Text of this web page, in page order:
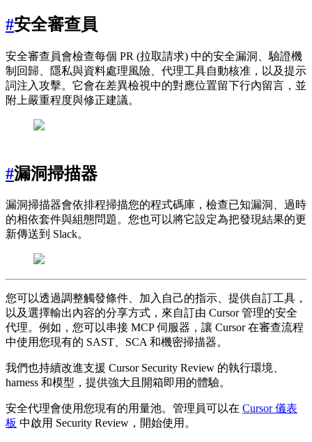
#安全審查員
安全審查員會檢查每個 PR (拉取請求) 中的安全漏洞、驗證機
制回歸、隱私與資料處理風險、代理工具自動核准，以及提示
詞注入攻擊。它會在差異檢視中的對應位置留下行內留言，並
附上嚴重程度與修正建議。
#漏洞掃描器
漏洞掃描器會依排程掃描您的程式碼庫，檢查已知漏洞、過時
的相依套件與組態問題。您也可以將它設定為把發現結果的更
新傳送到 Slack。
您可以透過調整觸發條件、加入自己的指示、提供自訂工具，
以及選擇輸出內容的分享方式，來自訂由 Cursor 管理的安全
代理。例如，您可以串接 MCP 伺服器，讓 Cursor 在審查流程
中使用您現有的 SAST、SCA 和機密掃描器。
我們也持續改進支援 Cursor Security Review 的執行環境、
harness 和模型，提供強大且開箱即用的體驗。
安全代理會使用您現有的用量池。管理員可以在 Cursor 儀表
板 中啟用 Security Review，開始使用。